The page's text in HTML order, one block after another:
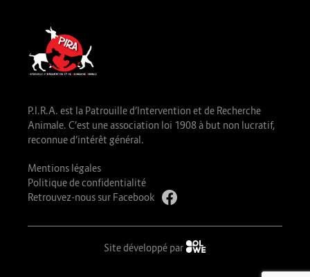
P.I.R.A. est la Patrouille d’Intervention et de Recherche
Animale. C’est une association loi 1908 à but non lucratif,
reconnue d’intérêt général.
Mentions légales
Politique de confidentialité
Retrouvez-nous sur Facebook
Site développé par